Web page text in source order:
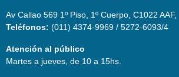
Av Callao 569 1º Piso, 1º Cuerpo, C1022 AAF,
Teléfonos: (011) 4374-9969 / 5272-6093/4
Atención al público
Martes a jueves, de 10 a 15hs.